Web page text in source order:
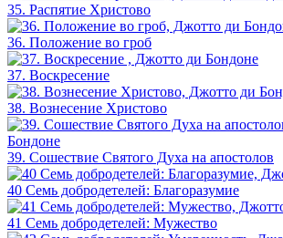
35. Распятие Христово
36. Положение во гроб
37. Воскресение
38. Вознесение Христово
39. Сошествие Святого Духа на апостолов
40 Семь добродетелей: Благоразумие
41 Семь добродетелей: Мужество